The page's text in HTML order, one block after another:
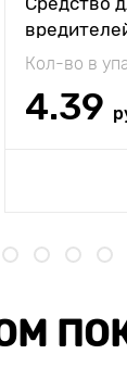
Кол-во в
4.39